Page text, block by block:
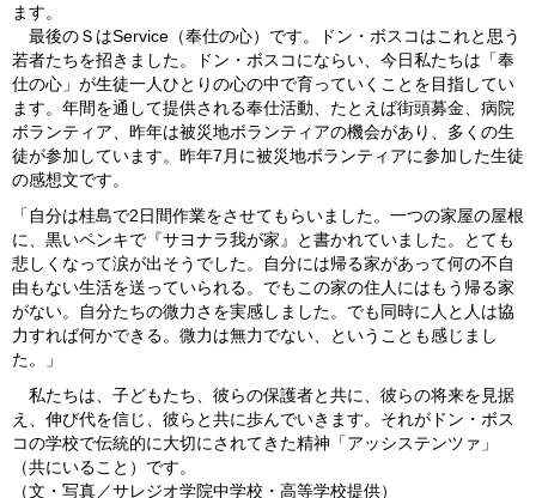
ます。
最後のＳはService（奉仕の心）です。ドン・ボスコはこれと思う
若者たちを招きました。ドン・ボスコにならい、今日私たちは「奉
仕の心」が生徒一人ひとりの心の中で育っていくことを目指してい
ます。年間を通して提供される奉仕活動、たとえば街頭募金、病院
ボランティア、昨年は被災地ボランティアの機会があり、多くの生
徒が参加しています。昨年7月に被災地ボランティアに参加した生徒
の感想文です。
「自分は桂島で2日間作業をさせてもらいました。一つの家屋の屋根
に、黒いペンキで『サヨナラ我が家』と書かれていました。とても
悲しくなって涙が出そうでした。自分には帰る家があって何の不自
由もない生活を送っていられる。でもこの家の住人にはもう帰る家
がない。自分たちの微力さを実感しました。でも同時に人と人は協
力すれば何かできる。微力は無力でない、ということも感じまし
た。」
私たちは、子どもたち、彼らの保護者と共に、彼らの将来を見据
え、伸び代を信じ、彼らと共に歩んでいきます。それがドン・ボス
コの学校で伝統的に大切にされてきた精神「アッシステンツァ」
（共にいること）です。
（文・写真／サレジオ学院中学校・高等学校提供）